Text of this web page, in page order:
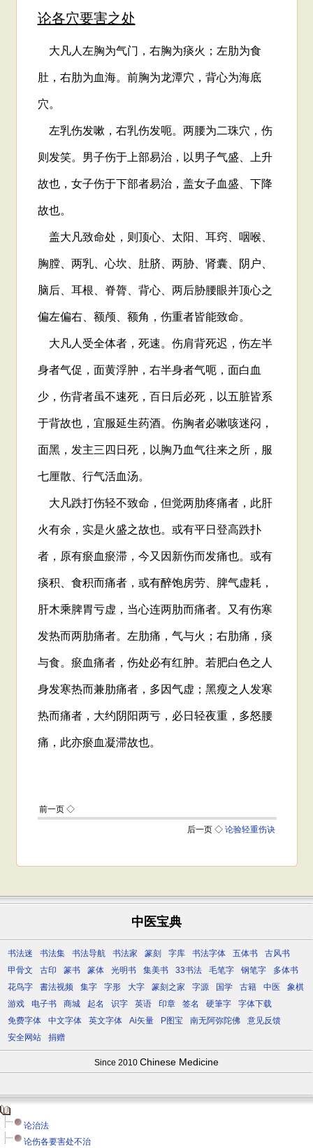
中医宝典
书法迷 书法集 书法导航 书法家 篆刻 字库 书法字体 五体书
古风书
甲骨文
古印 篆书 篆体 光明书 集美书 33书法 毛笔字 钢笔字
多体书
花鸟字
書法视频 集字 字形 大字 篆刻之家 字源 国学 古籍 中医
象棋
游戏
电子书 商城 起名 识字 英语 印章 签名 硬筆字
字体下载
免费字体
中文字体 英文字体 Ai矢量 P图宝 南无阿弥陀佛
意见反馈
安全网站
捐赠
Since 2010 Chinese Medicine
论治法
论伤各要害处不治